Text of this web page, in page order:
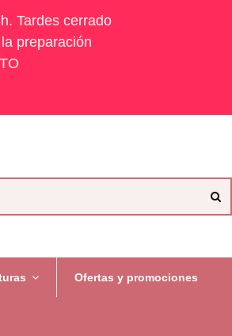
Tardes cerrado
preparación
Ofertas y promociones